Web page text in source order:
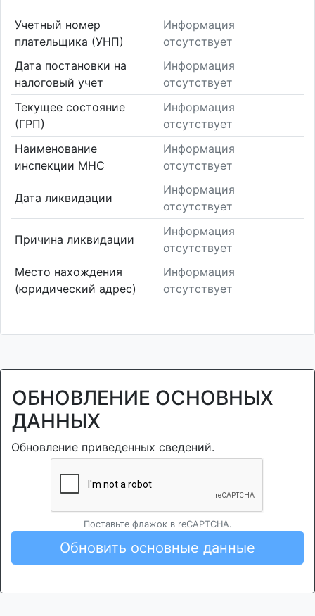
Учетный номер
плательщика (УНП)
Информация
отсутствует
Дата постановки на
налоговый учет
Информация
отсутствует
Текущее состояние
(ГРП)
Информация
отсутствует
Наименование
инспекции МНС
Информация
отсутствует
Дата ликвидации
Информация
отсутствует
Причина ликвидации
Информация
отсутствует
Место нахождения
(юридический адрес)
Информация
отсутствует
ОБНОВЛЕНИЕ ОСНОВНЫХ
ДАННЫХ
Обновление приведенных сведений.
Поставьте флажок в reCAPTCHA.
Обновить основные данные